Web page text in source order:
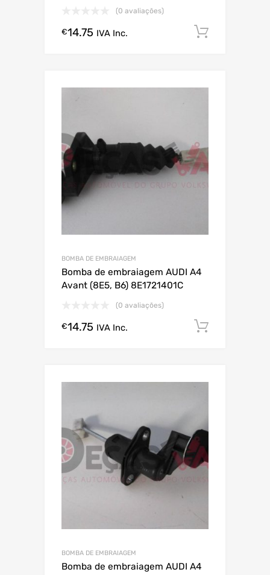
(0 avaliações)
€14.75 IVA Inc.
BOMBA DE EMBRAIAGEM
Bomba de embraiagem AUDI A4
Avant (8E5, B6) 8E1721401C
(0 avaliações)
€14.75 IVA Inc.
BOMBA DE EMBRAIAGEM
Bomba de embraiagem AUDI A4